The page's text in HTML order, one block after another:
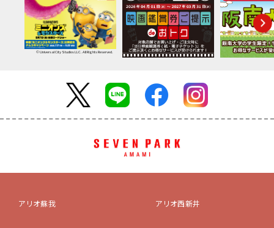
© Universal City Studios LLC. All Rights Reserved.
アリオ蘇我 アリオ西新井